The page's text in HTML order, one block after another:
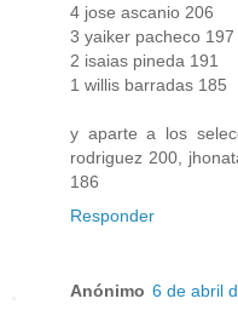
4 jose ascanio 206
3 yaiker pacheco 197
2 isaias pineda 191
1 willis barradas 185
y aparte a los
rodriguez 200,
186
Responder
Anónimo 6 de abril